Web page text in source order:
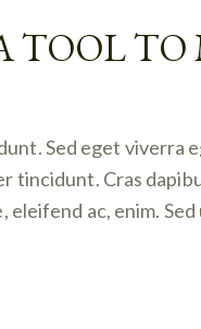
TOOL
Sed eget viverra
tincidunt. Cras
ac, enim.